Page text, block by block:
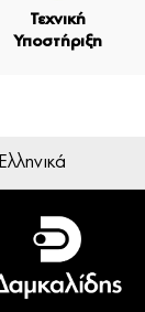
Τεχνική
Υποστήριξη
Ελληνικά
Ελληνικά
English